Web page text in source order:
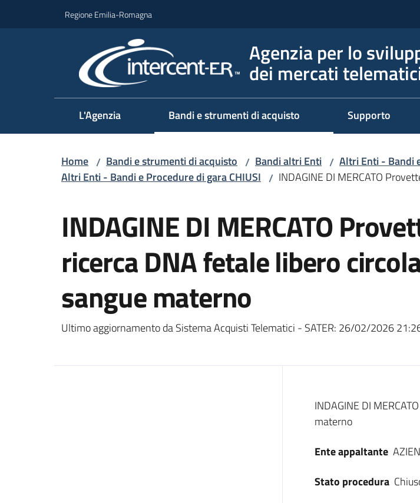
Regione Emilia-Romagna
Agenzia per lo
dei mercati
L'Agenzia Bandi e strumenti di acquisto Supporto
Home / Bandi e strumenti di acquisto / Bandi altri Enti / Altri Enti - Bandi
Altri Enti - Bandi e Procedure di gara CHIUSI / INDAGINE DI MERCATO
INDAGINE DI MERCATO
ricerca DNA fetale libero
sangue materno
Ultimo aggiornamento da Sistema Acquisti Telematici - SATER: 26/02/2026
Dati del bando
INDAGINE DI
materno
Ente appaltante
Stato procedura